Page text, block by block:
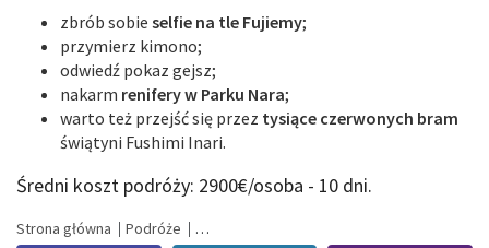
zbrób sobie selfie na tle Fujiemy;
przymierz kimono;
odwiedź pokaz gejsz;
nakarm renifery w Parku Nara;
warto też przejść się przez tysiące czerwonych bram
świątyni Fushimi Inari.
Średni koszt podróży: 2900€/osoba - 10 dni.
Strona główna Podróże